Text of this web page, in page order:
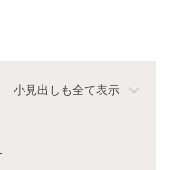
小見出しも全て表示